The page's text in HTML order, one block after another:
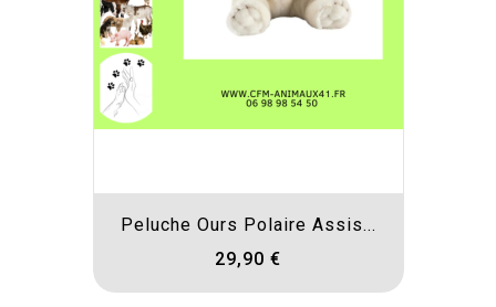
Peluche Ours Polaire Assis...
29,90 €